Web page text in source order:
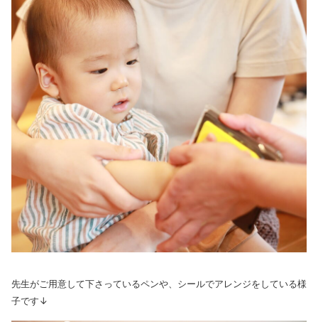
先生がご用意して下さっているペンや、シールでアレンジをしている様
子です↓